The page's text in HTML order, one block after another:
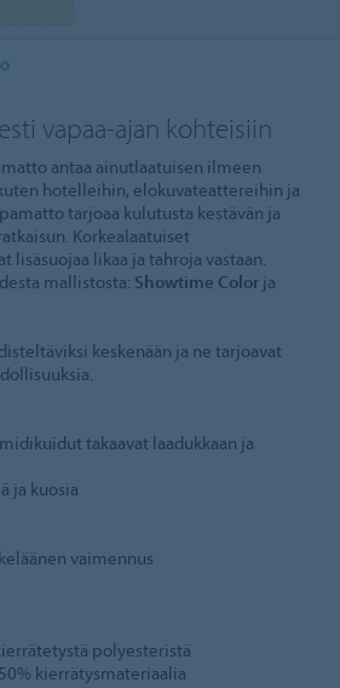
vapaa-ajan kohteisiin
antaa ainutlaatuisen ilmeen
hotelleihin, elokuvateattereihin ja
tarjoaa kulutusta kestävän ja
Korkealaatuiset
lisäsuojaa likaa ja tahroja vastaan.
mallistosta: Showtime Color ja
keskenään ja ne tarjoavat
takaavat laadukkaan ja
ja kuosia
vaimennus
polyesteristä
kierrätysmateriaalia